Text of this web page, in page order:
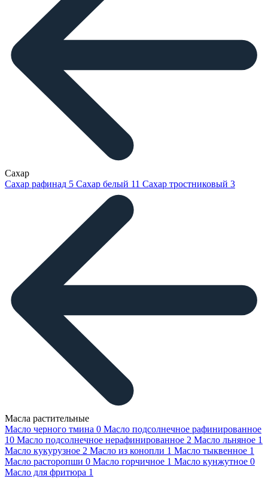
Сахар
Сахар рафинад 5 Сахар белый 11 Сахар тростниковый 3
Масла растительные
Масло черного тмина 0 Масло подсолнечное рафинированное
10 Масло подсолнечное нерафинированное 2 Масло льняное 1
Масло кукурузное 2 Масло из конопли 1 Масло тыквенное 1
Масло расторопши 0 Масло горчичное 1 Масло кунжутное 0
Масло для фритюра 1